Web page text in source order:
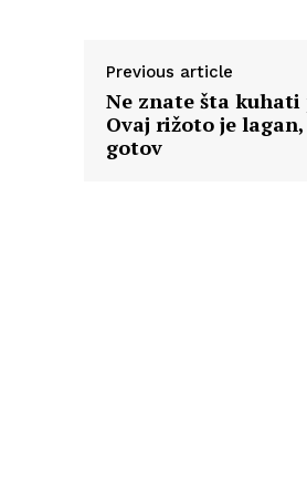
Previous article
Ne znate šta kuhati
Ovaj rižoto je
gotov